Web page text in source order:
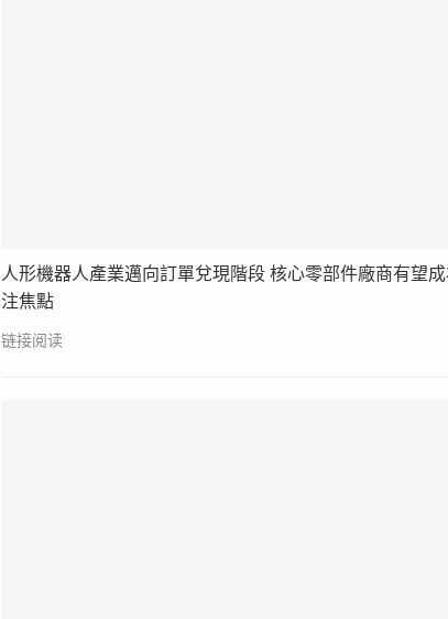
人形機器人產業邁向訂單兌現階段 核心零部件廠商有望
注焦點
链接阅读